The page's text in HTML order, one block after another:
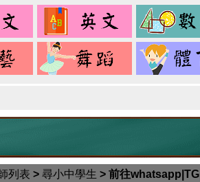
中
文
藝
舞
列表 > 尋小中學生 > 前往